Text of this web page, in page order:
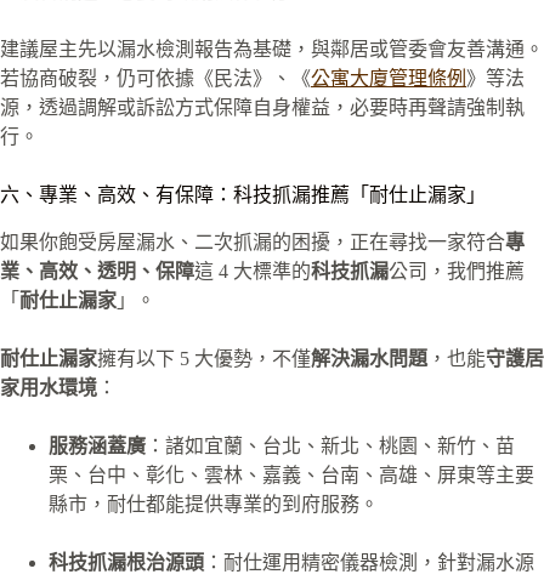
建議屋主先以漏水檢測報告為基礎，與鄰居或管委會友善溝通。
若協商破裂，仍可依據《民法》、《公寓大廈管理條例 》等法
源，透過調解或訴訟方式保障自身權益，必要時再聲請強制執
行。
六、專業、高效、有保障：科技抓漏推薦「耐仕止漏家」
如果你飽受房屋漏水、二次抓漏的困擾，正在尋找一家符合專
業、高效、透明、保障這 4 大標準的科技抓漏公司，我們推薦
「 耐仕止漏家 」。
耐仕止漏家擁有以下 5 大優勢，不僅解決漏水問題 ，也能守護居
家用水環境 ：
服務涵蓋廣 ：諸如宜蘭、台北、新北、桃園、新竹、苗
栗、台中、彰化、雲林、嘉義、台南、高雄、屏東等主要
縣市，耐仕都能提供專業的到府服務。
科技抓漏根治源頭 ：耐仕運用精密儀器檢測，針對漏水源